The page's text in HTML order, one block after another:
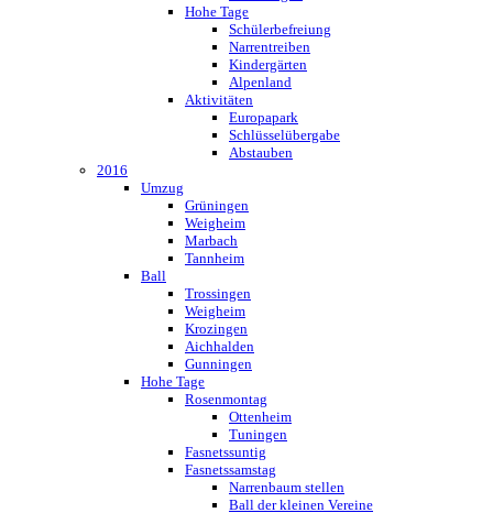
Hohe Tage
Schülerbefreiung
Narrentreiben
Kindergärten
Alpenland
Aktivitäten
Europapark
Schlüsselübergabe
Abstauben
2016
Umzug
Grüningen
Weigheim
Marbach
Tannheim
Ball
Trossingen
Weigheim
Krozingen
Aichhalden
Gunningen
Hohe Tage
Rosenmontag
Ottenheim
Tuningen
Fasnetssuntig
Fasnetssamstag
Narrenbaum stellen
Ball der kleinen Vereine